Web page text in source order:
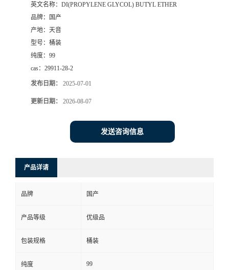
英文名称： DI(PROPYLENE GLYCOL) BUTYL ETHER
品牌：
国产
产地： 天音
型号： 桶装
纯度： 99
cas： 29911-28-2
发布日期： 2025-07-01
更新日期： 2026-08-07
发送咨询信息
产品详请
品牌 国产
产品等级 优级品
包装规格 桶装
纯度 99